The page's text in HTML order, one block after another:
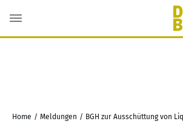
Home / Meldungen /